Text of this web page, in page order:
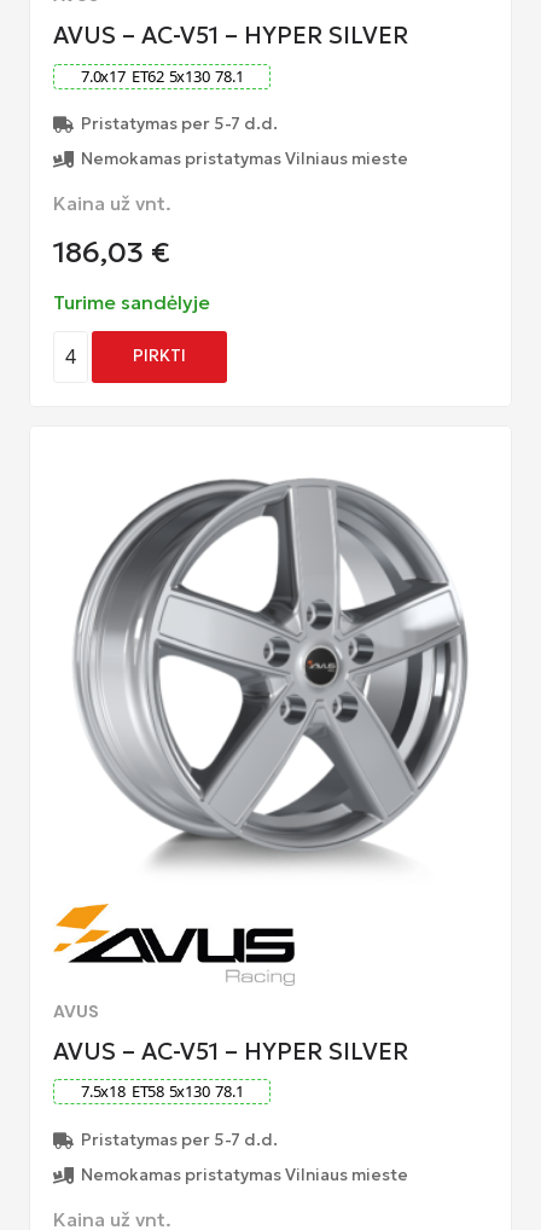
AVUS – AC-V51 – HYPER SILVER
7.0x17 ET62 5x130 78.1
Pristatymas per 5-7 d.d.
Nemokamas pristatymas Vilniaus mieste
Kaina už vnt.
186,03 €
Turime sandėlyje
4 PIRKTI
AVUS
AVUS – AC-V51 – HYPER SILVER
7.5x18 ET58 5x130 78.1
Pristatymas per 5-7 d.d.
Nemokamas pristatymas Vilniaus mieste
Kaina už vnt.